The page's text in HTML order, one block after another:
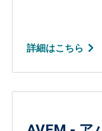
詳細はこちら